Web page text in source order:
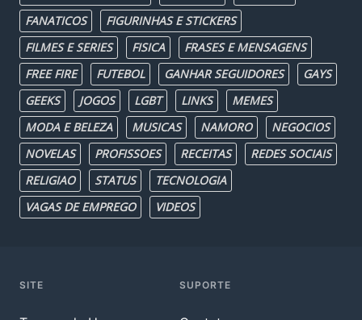
FANATICOS
FIGURINHAS E STICKERS
FILMES E SERIES
FISICA
FRASES E MENSAGENS
FREE FIRE
FUTEBOL GANHAR SEGUIDORES
GAYS
GEEKS
JOGOS LGBT LINKS
MEMES
MODA E BELEZA
MUSICAS NAMORO
NEGOCIOS
NOVELAS
PROFISSOES RECEITAS
REDES SOCIAIS
RELIGIAO
STATUS
TECNOLOGIA
VAGAS DE EMPREGO
VIDEOS
SITE SUPORTE